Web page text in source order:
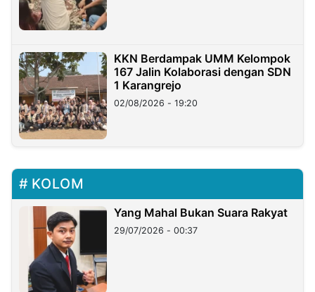
KKN Berdampak UMM Kelompok
167 Jalin Kolaborasi dengan SDN
1 Karangrejo
02/08/2026 - 19:20
KOLOM
Yang Mahal Bukan Suara Rakyat
29/07/2026 - 00:37